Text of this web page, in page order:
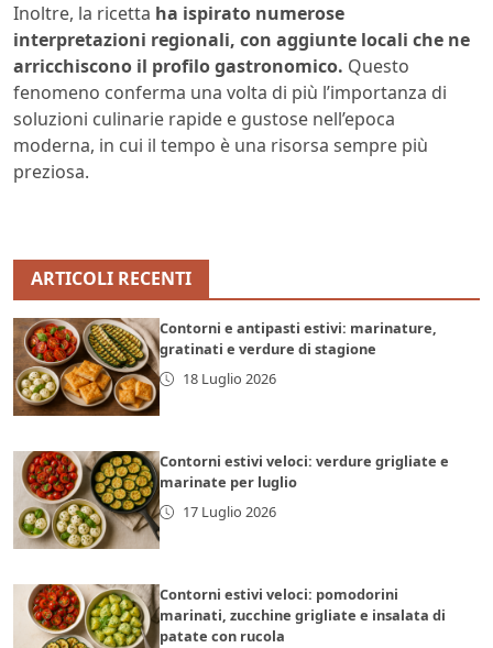
Inoltre, la ricetta ha ispirato numerose
interpretazioni regionali, con aggiunte locali che ne
arricchiscono il profilo gastronomico. Questo
fenomeno conferma una volta di più l’importanza di
soluzioni culinarie rapide e gustose nell’epoca
moderna, in cui il tempo è una risorsa sempre più
preziosa.
ARTICOLI RECENTI
Contorni e antipasti estivi: marinature,
gratinati e verdure di stagione
18 Luglio 2026
Contorni estivi veloci: verdure grigliate e
marinate per luglio
17 Luglio 2026
Contorni estivi veloci: pomodorini
marinati, zucchine grigliate e insalata di
patate con rucola